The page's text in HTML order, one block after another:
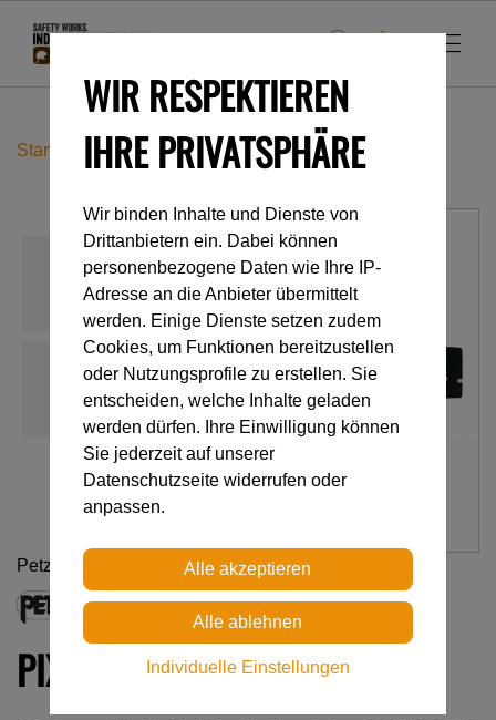
Startseite Accessoires PIXA 1
Petzl
PIXA 1
WIR RESPEKTIEREN
IHRE PRIVATSPHÄRE
Wir binden Inhalte und Dienste von
Drittanbietern ein. Dabei können
personenbezogene Daten wie Ihre IP-
Adresse an die Anbieter übermittelt
werden. Einige Dienste setzen zudem
Cookies, um Funktionen bereitzustellen
oder Nutzungsprofile zu erstellen. Sie
entscheiden, welche Inhalte geladen
werden dürfen. Ihre Einwilligung können
Sie jederzeit auf unserer
Datenschutzseite widerrufen oder
anpassen.
Individuelle Einstellungen